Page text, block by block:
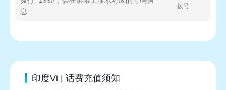
息
拨号
印度Vi | 话费充值须知